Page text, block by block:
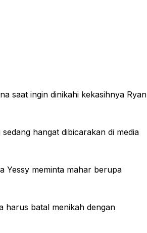
saat ingin dinikahi kekasihnya Ryan
hangat dibicarakan di media
Yessy meminta mahar berupa
harus batal menikah dengan